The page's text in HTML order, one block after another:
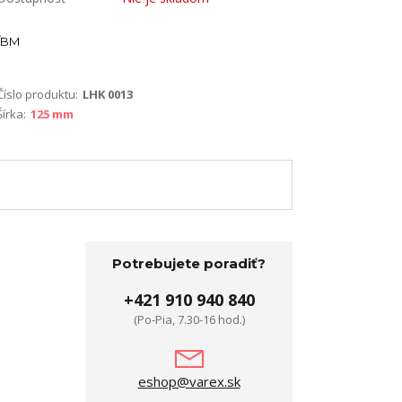
BM
produktu: LHK 0013
125 mm
Potrebujete poradiť?
+421 910 940 840
(Po-Pia, 7.30-16 hod.)
eshop@varex.sk